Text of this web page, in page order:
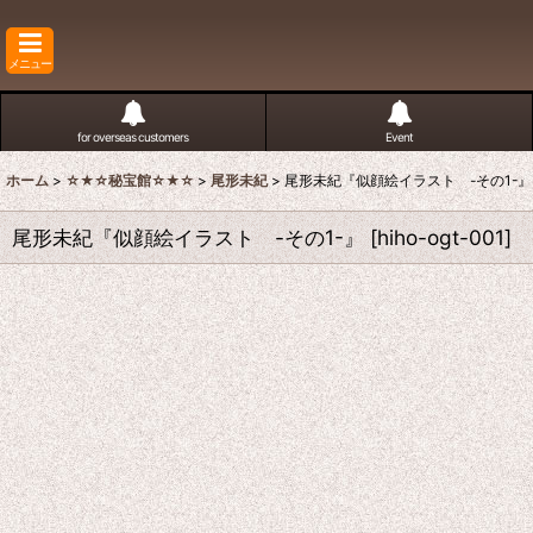
メニュー
for overseas customers Event
ホーム > ☆★☆秘宝館☆★☆ > 尾形未紀 > 尾形未紀『似顔絵イラスト -その1-』
尾形未紀『似顔絵イラスト -その1-』 [hiho-ogt-001]